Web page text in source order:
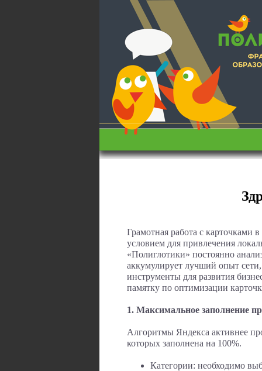
Грамотная работа с карточками
условием для привлечения
«Полиглотики» постоянно
аккумулирует лучший опыт
инструменты для развития
памятку по оптимизации
1. Максимальное заполнение
Алгоритмы Яндекса активнее
которых заполнена на 100%.
Категории: необходимо